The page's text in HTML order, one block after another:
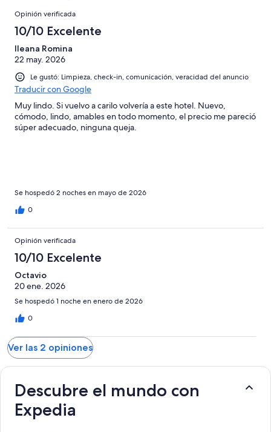
opiniones
Opiniones
Opinión verificada
10/10 Excelente
Ileana Romina
22 may. 2026
Le gustó: Limpieza, check-in, comunicación, veracidad del anuncio
Traducir con Google
Muy lindo. Si vuelvo a carilo volvería a este hotel. Nuevo,
cómodo, lindo, amables en todo momento, el precio me pareció
súper adecuado, ninguna queja.
Se hospedó 2 noches en mayo de 2026
0
Opinión verificada
10/10 Excelente
Octavio
20 ene. 2026
Se hospedó 1 noche en enero de 2026
0
Ver las 2 opiniones
Descubre el mundo con
Expedia